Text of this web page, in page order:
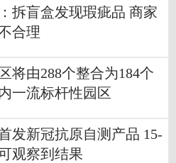
拆盲盒发现瑕疵品 商家
合理
将由288个整合为184个
一流标杆性园区
发新冠抗原自测产品 15-
观察到结果